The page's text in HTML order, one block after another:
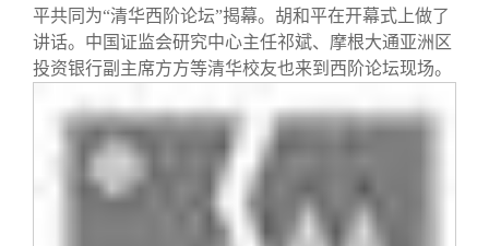
院系校友工作
兴趣群体
捐赠新闻
捐赠方法
《清华校友通讯》
我要订阅
百年清华
清华故事
终身学习
平共同为“清华西阶论坛”揭幕。胡和平在开幕式上做了
讲话。中国证监会研究中心主任祁斌、摩根大通亚洲区
投资银行副主席方方等清华校友也来到西阶论坛现场。